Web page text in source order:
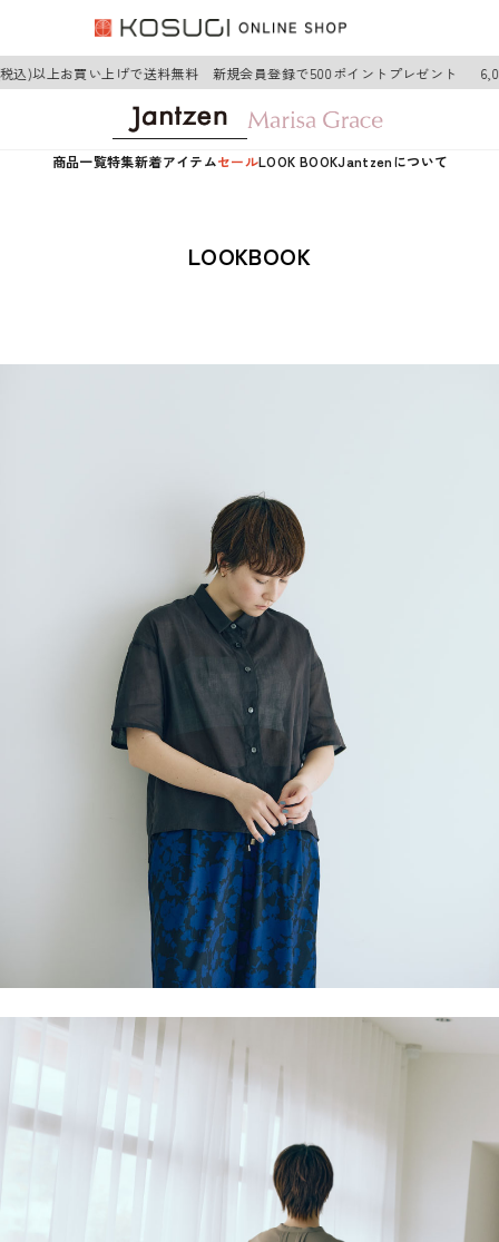
上お買い上げで送料無料 新規会員登録で500ポイントプレゼント 6,000
商品一覧特集新着アイテムセールLOOK BOOKJantzenについて
LOOKBOOK